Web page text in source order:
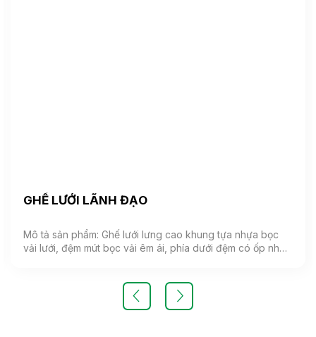
GHẾ LƯỚI LÃNH ĐẠO
Mô tả sản phẩm: Ghế lưới lưng cao khung tựa nhựa bọc
vải lưới, đệm mút bọc vải êm ái, phía dưới đệm có ốp nhựa
Chất liệu: Ghế lưới lưng cao khung tựa nhựa bọc vải lưới,
đệm mút bọc vải êm ái, tay bằng nhựa cao cấp Kiểu dáng